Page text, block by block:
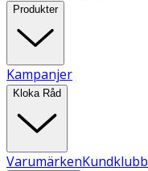
Produkter
Kampanjer
Kloka Råd
VarumärkenKundklubb